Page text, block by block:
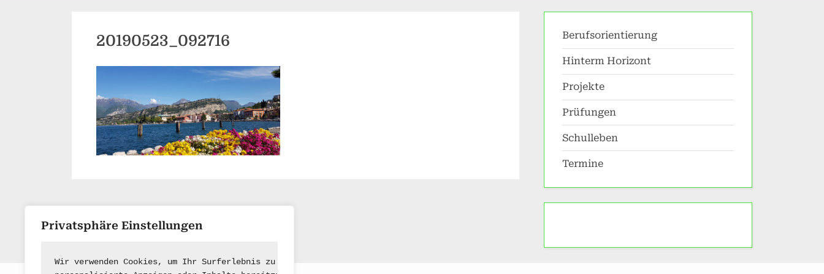
Privatsphäre Einstellungen
Wir verwenden Cookies, um Ihr Surferlebnis zu verbessern,
20190523_092716 Berufsorientierung
Hinterm Horizont
Projekte
Prüfungen
Schulleben
Termine